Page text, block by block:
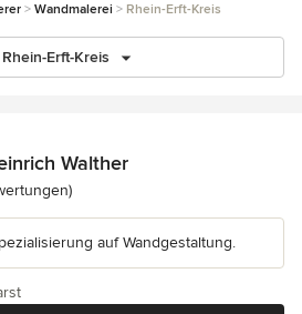
Wandmalerei Rhein-Erft-Kreis
Rhein-Erft-Kreis
Walther
5 von 5 Sternen
auf Wandgestaltung.